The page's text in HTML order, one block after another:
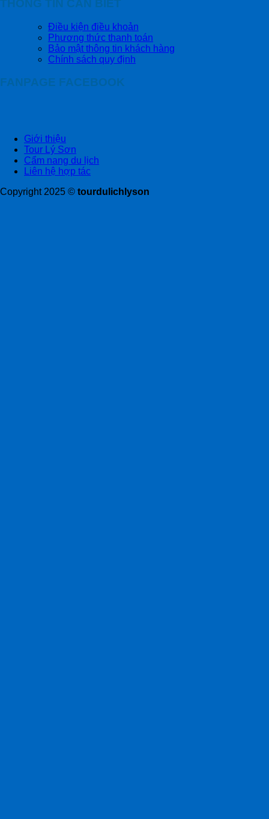
THÔNG TIN CẦN BIẾT
Điều kiện điều khoản
Phương thức thanh toán
Bảo mật thông tin khách hàng
Chính sách quy định
FANPAGE FACEBOOK
Giới thiệu
Tour Lý Sơn
Cẩm nang du lịch
Liên hệ hợp tác
Copyright 2025 © tourdulichlyson